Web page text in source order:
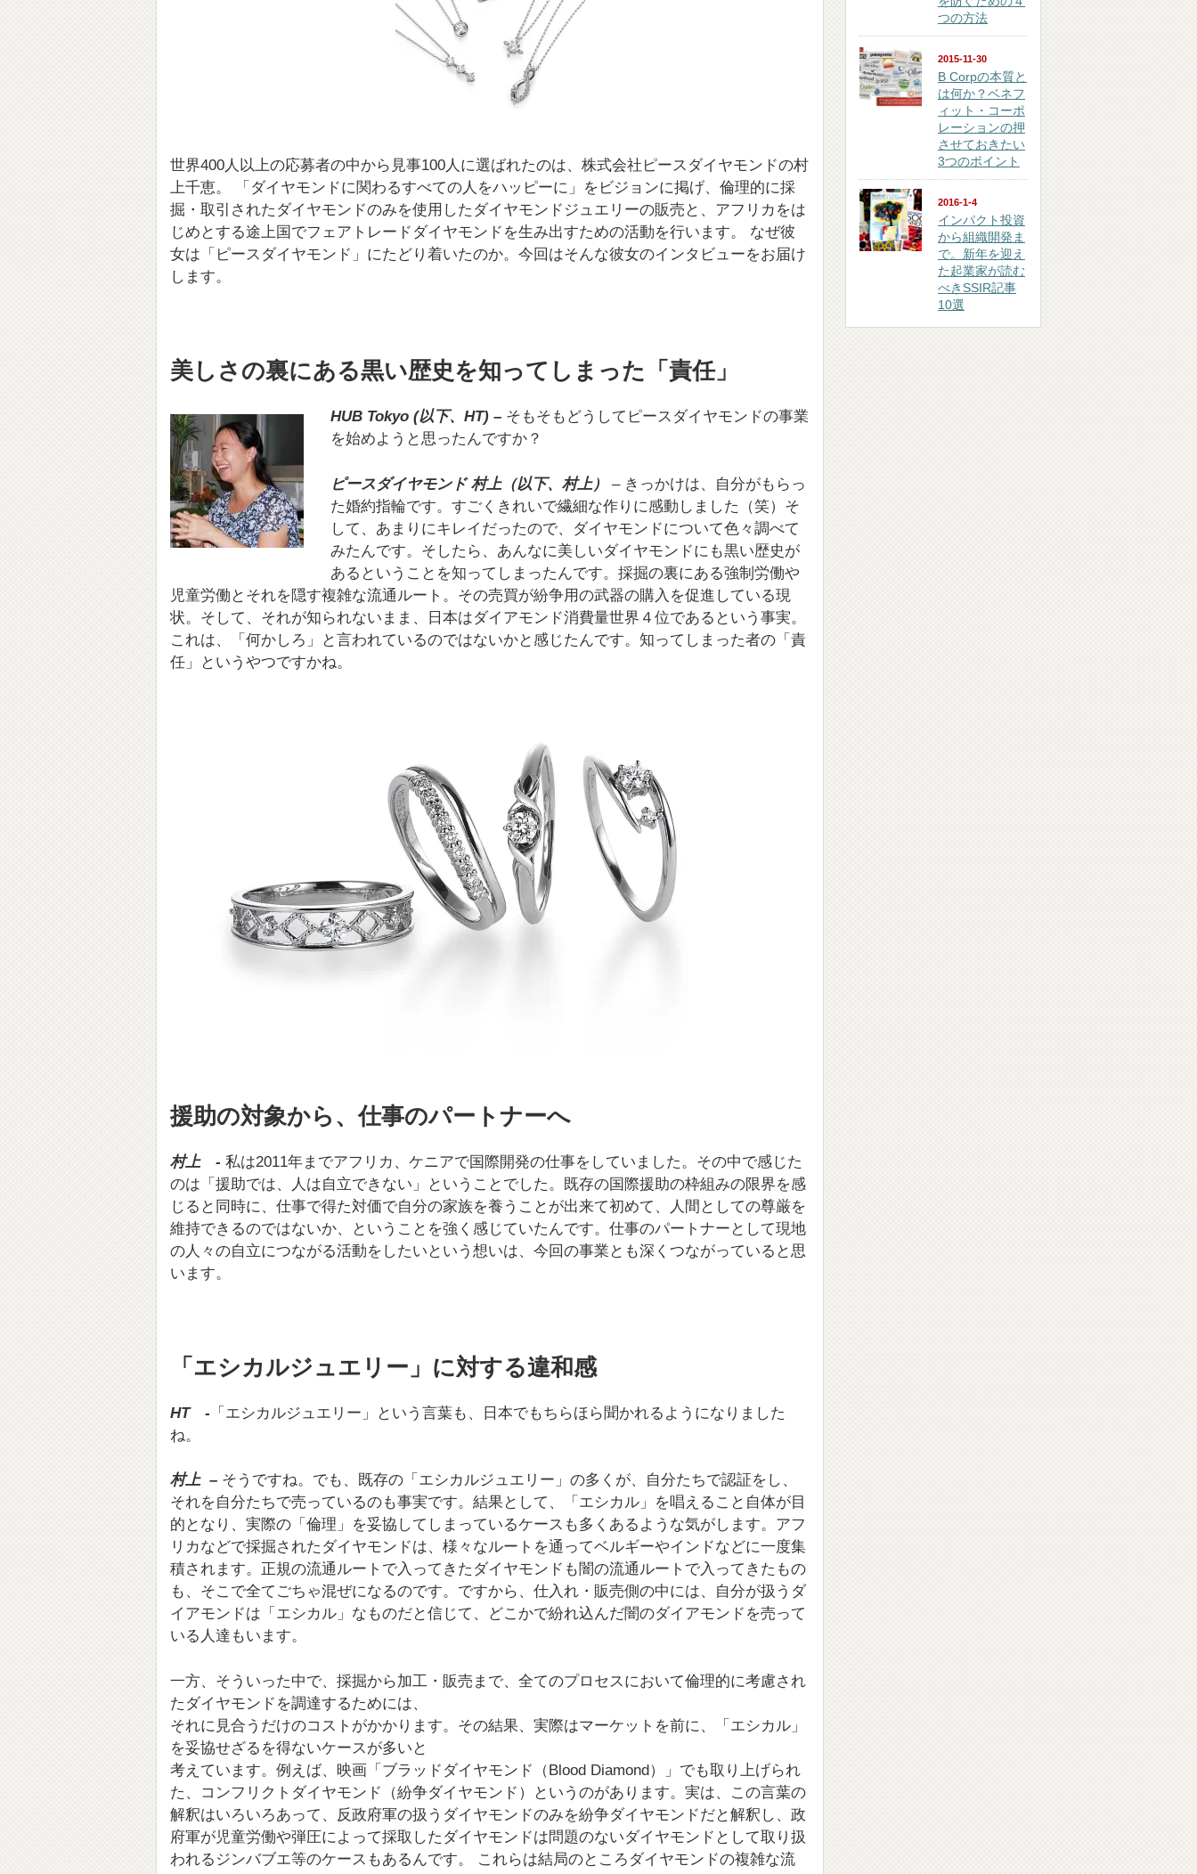
世界400人以上の応募者の中から見事100人に選ばれたのは、株式会社ピースダイヤモンドの村
上千恵。 「ダイヤモンドに関わるすべての人をハッピーに」をビジョンに掲げ、倫理的に採
掘・取引されたダイヤモンドのみを使用したダイヤモンドジュエリーの販売と、アフリカをは
じめとする途上国でフェアトレードダイヤモンドを生み出すための活動を行います。 なぜ彼
女は「ピースダイヤモンド」にたどり着いたのか。今回はそんな彼女のインタビューをお届け
します。
美しさの裏にある黒い歴史を知ってしまった「責任」
HUB Tokyo (以下、HT) – そもそもどうしてピースダイヤモンドの事業
を始めようと思ったんですか？
ピースダイヤモンド 村上（以下、村上）
– きっかけは、自分がもらっ
た婚約指輪です。すごくきれいで繊細な作りに感動しました（笑）そ
して、あまりにキレイだったので、ダイヤモンドについて色々調べて
みたんです。そしたら、あんなに美しいダイヤモンドにも黒い歴史が
あるということを知ってしまったんです。採掘の裏にある強制労働や
児童労働とそれを隠す複雑な流通ルート。その売買が紛争用の武器の購入を促進している現
状。そして、それが知られないまま、日本はダイアモンド消費量世界４位であるという事実。
これは、「何かしろ」と言われているのではないかと感じたんです。知ってしまった者の「責
任」というやつですかね。
援助の対象から、仕事のパートナーへ
村上 - 私は2011年までアフリカ、ケニアで国際開発の仕事をしていました。その中で感じた
のは「援助では、人は自立できない」ということでした。既存の国際援助の枠組みの限界を感
じると同時に、仕事で得た対価で自分の家族を養うことが出来て初めて、人間としての尊厳を
維持できるのではないか、ということを強く感じていたんです。仕事のパートナーとして現地
の人々の自立につながる活動をしたいという想いは、今回の事業とも深くつながっていると思
います。
「エシカルジュエリー」に対する違和感
HT - 「エシカルジュエリー」という言葉も、日本でもちらほら聞かれるようになりました
ね。
村上 – そうですね。でも、既存の「エシカルジュエリー」の多くが、自分たちで認証をし、
それを自分たちで売っているのも事実です。結果として、「エシカル」を唱えること自体が目
的となり、実際の「倫理」を妥協してしまっているケースも多くあるような気がします。アフ
リカなどで採掘されたダイヤモンドは、様々なルートを通ってベルギーやインドなどに一度集
積されます。正規の流通ルートで入ってきたダイヤモンドも闇の流通ルートで入ってきたもの
も、そこで全てごちゃ混ぜになるのです。ですから、仕入れ・販売側の中には、自分が扱うダ
イアモンドは「エシカル」なものだと信じて、どこかで紛れ込んだ闇のダイアモンドを売って
いる人達もいます。
一方、そういった中で、採掘から加工・販売まで、全てのプロセスにおいて倫理的に考慮され
たダイヤモンドを調達するためには、
それに見合うだけのコストがかかります。その結果、実際はマーケットを前に、「エシカル」
を妥協せざるを得ないケースが多いと
考えています。例えば、映画「ブラッドダイヤモンド（Blood Diamond）」でも取り上げられ
た、コンフリクトダイヤモンド（紛争ダイヤモンド）というのがあります。実は、この言葉の
解釈はいろいろあって、反政府軍の扱うダイヤモンドのみを紛争ダイヤモンドだと解釈し、政
府軍が児童労働や弾圧によって採取したダイヤモンドは問題のないダイヤモンドとして取り扱
われるジンバブエ等のケースもあるんです。 これらは結局のところダイヤモンドの複雑な流
つの方法
2015-11-30
B Corpの本質と
は何か？ベネフ
ィット・コーポ
レーションの押
させておきたい
3つのポイント
2016-1-4
インパクト投資
から組織開発ま
で。新年を迎え
た起業家が読む
べきSSIR記事
10選